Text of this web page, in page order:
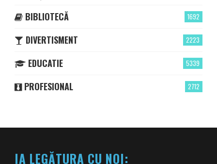
1692
BIBLIOTECĂ
2223
DIVERTISMENT
5339
EDUCATIE
2712
PROFESIONAL
IA LEGĂTURA CU NOI: